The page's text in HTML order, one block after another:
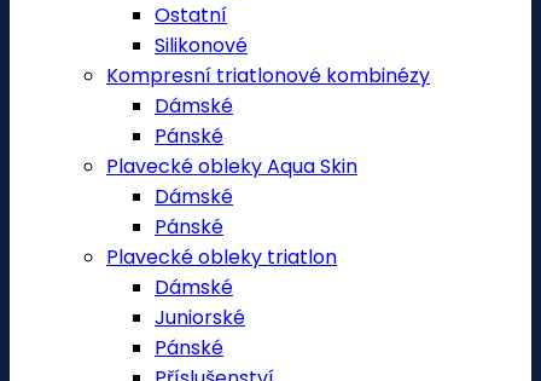
Ostatní
Silikonové
Kompresní triatlonové kombinézy
Dámské
Pánské
Plavecké obleky Aqua Skin
Dámské
Pánské
Plavecké obleky triatlon
Dámské
Juniorské
Pánské